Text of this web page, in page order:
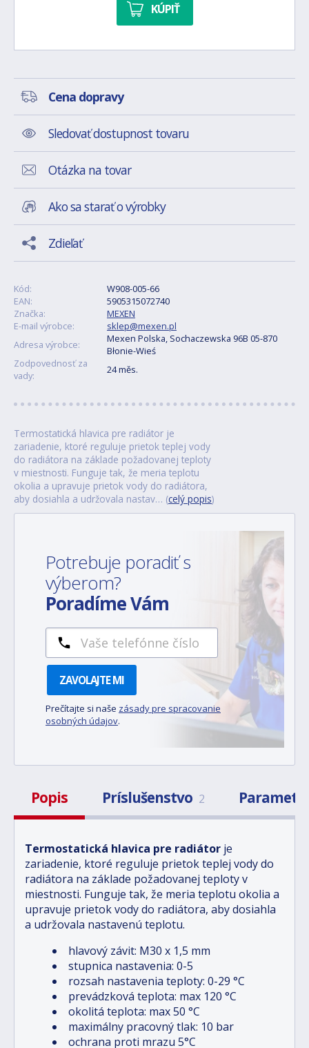
KÚPIŤ
Cena dopravy
Sledovať dostupnost tovaru
Otázka na tovar
Ako sa starať o výrobky
Zdieľať
Kód:
W908-005-66
EAN:
5905315072740
Značka:
MEXEN
E-mail výrobce:
sklep@mexen.pl
Adresa výrobce:
Mexen Polska, Sochaczewska 96B 05-870
Błonie-Wieś
Zodpovednosť za
vady:
24 měs.
Termostatická hlavica pre radiátor je
zariadenie, ktoré reguluje prietok teplej vody
do radiátora na základe požadovanej teploty
v miestnosti. Funguje tak, že meria teplotu
okolia a upravuje prietok vody do radiátora,
aby dosiahla a udržovala nastav… (celý popis)
Potrebuje poradiť s
výberom?
Poradíme Vám
ZAVOLAJTE MI
Prečítajte si naše zásady pre spracovanie
osobných údajov.
Popis Príslušenstvo 2
Termostatická hlavica pre radiátor je
zariadenie, ktoré reguluje prietok teplej vody do
radiátora na základe požadovanej teploty v
miestnosti. Funguje tak, že meria teplotu okolia a
upravuje prietok vody do radiátora, aby dosiahla
a udržovala nastavenú teplotu.
hlavový závit: M30 x 1,5 mm
stupnica nastavenia: 0-5
rozsah nastavenia teploty: 0-29 °C
prevádzková teplota: max 120 °C
okolitá teplota: max 50 °C
maximálny pracovný tlak: 10 bar
ochrana proti mrazu 5°C